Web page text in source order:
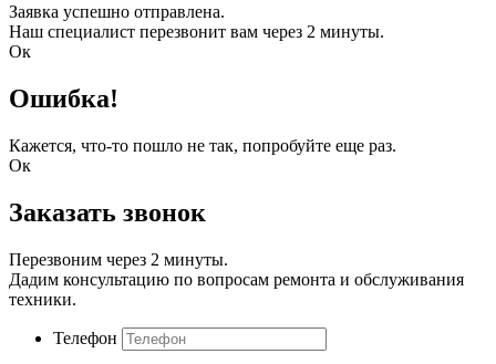
Заявка успешно отправлена.
Наш специалист перезвонит вам через 2 минуты.
Ок
Ошибка!
Кажется, что-то пошло не так, попробуйте еще раз.
Ок
Заказать звонок
Перезвоним через 2 минуты.
Дадим консультацию по вопросам ремонта и обслуживания
техники.
Телефон